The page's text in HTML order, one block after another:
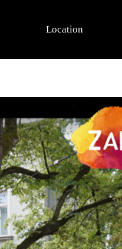
Location